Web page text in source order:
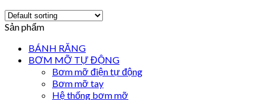
Sản phẩm
BÁNH RĂNG
BƠM MỠ TỰ ĐỘNG
Bơm mỡ điện tự động
Bơm mỡ tay
Hệ thống bơm mỡ